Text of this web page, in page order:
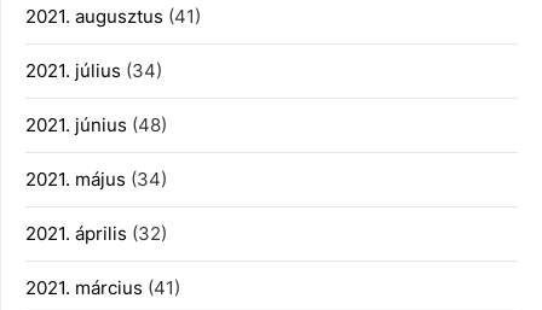
2021. augusztus (41)
2021. július (34)
2021. június (48)
2021. május (34)
2021. április (32)
2021. március (41)